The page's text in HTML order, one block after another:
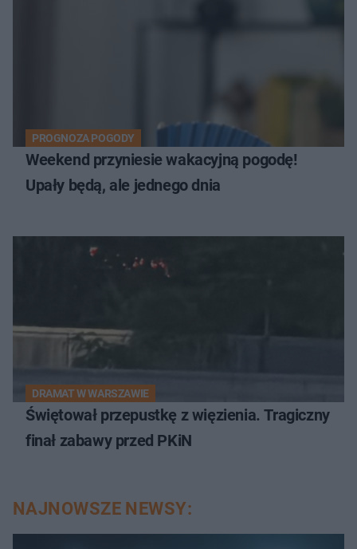
PROGNOZA POGODY
Weekend przyniesie wakacyjną pogodę!
Upały będą, ale jednego dnia
DRAMAT W WARSZAWIE
Świętował przepustkę z więzienia. Tragiczny
finał zabawy przed PKiN
NAJNOWSZE NEWSY: